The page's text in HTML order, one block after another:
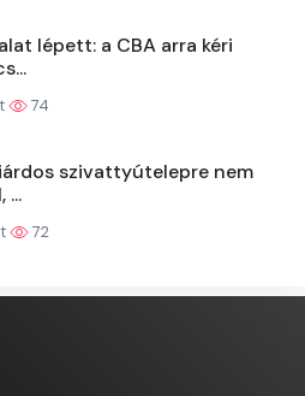
lépett: a CBA arra kéri
74
szivattyútelepre nem
...
72